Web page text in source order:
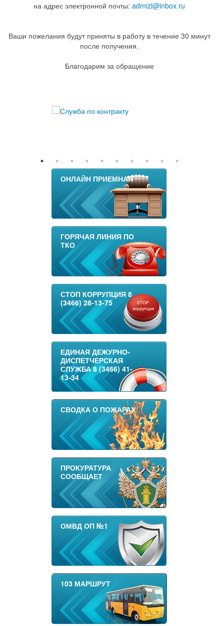
на адрес электронной почты: admizl@inbox.ru
Ваши пожелания будут приняты в работу в течение 30 минут
после получения.
Благодарим за обращение
ОНЛАЙН ПРИЕМНАЯ
ГОРЯЧАЯ ЛИНИЯ ПО
ТКО
СТОП КОРРУПЦИЯ 8
(3466) 28-13-75
ЕДИНАЯ ДЕЖУРНО-
ДИСПЕТЧЕРСКАЯ
СЛУЖБА 8 (3466) 41-
13-34
СВОДКА О ПОЖАРАХ
ПРОКУРАТУРА
СООБЩАЕТ
ОМВД ОП №1
103 МАРШРУТ